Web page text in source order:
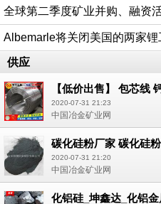
全球第二季度矿业并购、融资
Albemarle将关闭美国的两家锂
供应
【低价出售】 包芯线
量好 价格低 现货销售
的惊喜；
2020-07-31 21:23
中国冶金矿业网
碳化硅粉厂家 碳化硅
2020-07-31 21:20
中国冶金矿业网
化铝硅_坤鑫达_化铝